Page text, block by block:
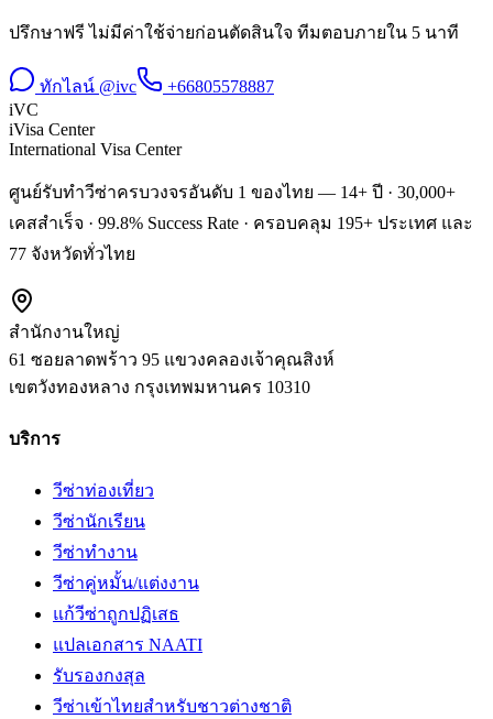
ปรึกษาฟรี ไม่มีค่าใช้จ่ายก่อนตัดสินใจ ทีมตอบภายใน 5 นาที
ทักไลน์ @ivc
+66805578887
iVC
iVisa Center
International Visa Center
ศูนย์รับทำวีซ่าครบวงจรอันดับ 1 ของไทย — 14+ ปี · 30,000+
เคสสำเร็จ · 99.8% Success Rate · ครอบคลุม 195+ ประเทศ และ
77 จังหวัดทั่วไทย
สำนักงานใหญ่
61 ซอยลาดพร้าว 95 แขวงคลองเจ้าคุณสิงห์
เขตวังทองหลาง กรุงเทพมหานคร 10310
บริการ
วีซ่าท่องเที่ยว
วีซ่านักเรียน
วีซ่าทำงาน
วีซ่าคู่หมั้น/แต่งงาน
แก้วีซ่าถูกปฏิเสธ
แปลเอกสาร NAATI
รับรองกงสุล
วีซ่าเข้าไทยสำหรับชาวต่างชาติ